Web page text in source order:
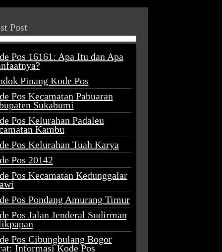
Post
Pos 16161: Apa Itu dan Apa
Pinang Kode Pos
Pos Kecamatan Pabuaran
Sukabumi
Pos Kelurahan Padaleu
Kambu
Pos Kelurahan Tuah Karya
Pos 20142
Pos Kecamatan Kedunggalar
Pos Pondang Amurang Timur
Pos Jalan Jenderal Sudirman
Pos Cibungbulang Bogor
Informasi Kode Pos